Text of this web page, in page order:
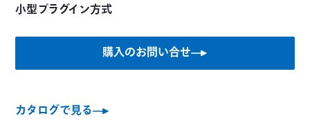
小型プラグイン方式
購入のお問い合せ
カタログで見る